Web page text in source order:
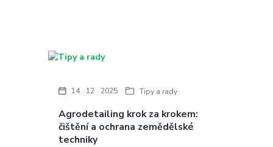
Agrodetailing krok za krokem:
čištění a ochrana zemědělské
techniky
14 12 2025 Tipy a rady